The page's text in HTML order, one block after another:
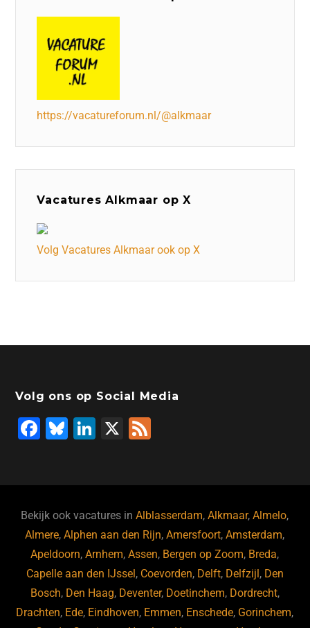
https://vacatureforum.nl/@alkmaar
Vacatures Alkmaar op X
Volg Vacatures Alkmaar ook op X
Volg ons op Social Media
F
b
o
o
k
Bl
ky
Li
dI
n
X
Bekijk ook vacatures inAlblasserdam,Alkmaar,Almelo,
Almere,Alphen aan den Rijn,Amersfoort,Amsterdam,
Apeldoorn,Arnhem,Assen, Bergen op Zoom, Breda,
Capelle aan den IJssel, Coevorden, Delft, Delfzijl, Den
Bosch, Den Haag, Deventer, Doetinchem, Dordrecht,
Drachten, Ede, Eindhoven, Emmen, Enschede, Gorinchem,